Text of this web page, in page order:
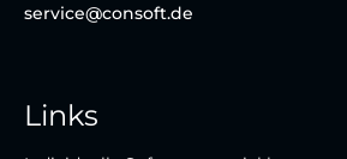
service@consoft.de
Links